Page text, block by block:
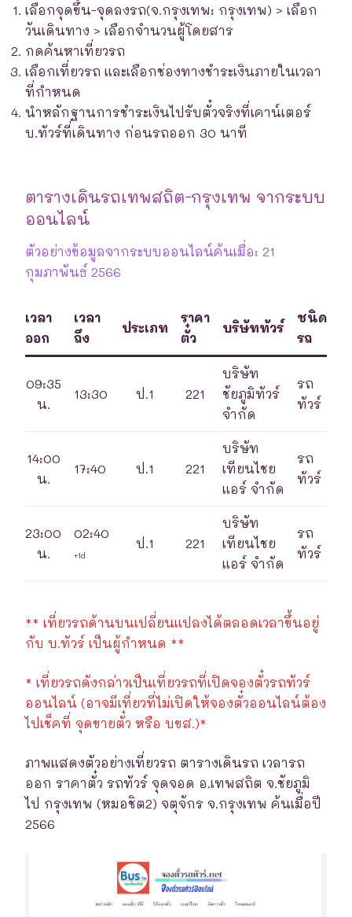
เลือกจุดขึ้น-จุดลงรถ(จ.กรุงเทพ: กรุงเทพ) > เลือก
วันเดินทาง > เลือกจำนวนผู้โดยสาร
กดค้นหาเที่ยวรถ
เลือกเที่ยวรถ และเลือกช่องทางชำระเงินภายในเวลา
ที่กำหนด
นำหลักฐานการชำระเงินไปรับตั๋วจริงที่เคาน์เตอร์
บ.ทัวร์ที่เดินทาง ก่อนรถออก 30 นาที
ตารางเดินรถเทพสถิต-กรุงเทพ จากระบบ
ออนไลน์
ตัวอย่างข้อมูลจากระบบออนไลน์ค้นเมื่อ: 21
กุมภาพันธ์ 2566
เวลา
ออก
เวลา
ถึง
ประเภท
ราคา
ตั๋ว
บริษัททัวร์
ชนิด
รถ
09:35
น.
13:30 ป.1 221
บริษัท
ชัยภูมิทัวร์
จำกัด
รถ
ทัวร์
14:00
น.
17:40 ป.1 221
บริษัท
เทียนไชย
แอร์ จำกัด
รถ
ทัวร์
23:00
น.
02:40
+1d
ป.1 221
บริษัท
เทียนไชย
แอร์ จำกัด
รถ
ทัวร์
** เที่ยวรถด้านบนเปลี่ยนแปลงได้ตลอดเวลาขึ้นอยู่
กับ บ.ทัวร์ เป็นผู้กำหนด **
* เที่ยวรถดังกล่าวเป็นเที่ยวรถที่เปิดจองตั๋วรถทัวร์
ออนไลน์ (อาจมีเที่ยวที่ไม่เปิดให้จองตั๋วออนไลน์ต้อง
ไปเช็คที่ จุดขายตั๋ว หรือ บขส.)*
ภาพแสดงตัวอย่างเที่ยวรถ ตารางเดินรถ เวลารถ
ออก ราคาตั๋ว รถทัวร์ จุดจอด อ.เทพสถิต จ.ชัยภูมิ
ไป กรุงเทพ (หมอชิต2) จตุจักร จ.กรุงเทพ ค้นเมื่อปี
2566